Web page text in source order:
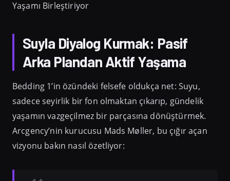
Suyla Diyalog Kurmak: Pasif
Arka Plandan Aktif Yaşama
Bedding 1’in özündeki felsefe oldukça net: Suyu,
sadece seyirlik bir fon olmaktan çıkarıp, gündelik
yaşamın vazgeçilmez bir parçasına dönüştürmek.
Arcgency’nin kurucusu Mads Møller, bu çığır açan
vizyonu bakın nasıl özetliyor: